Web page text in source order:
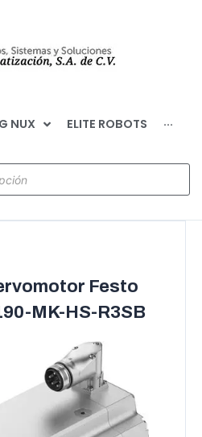
NUX ELITE ROBOTS ···
Festo
MK-HS-R3SB